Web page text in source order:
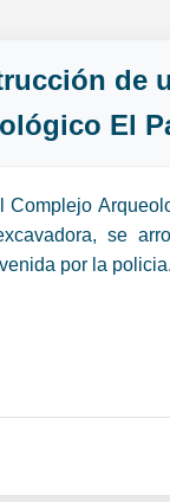
de
El
Complejo
se
por la policia.